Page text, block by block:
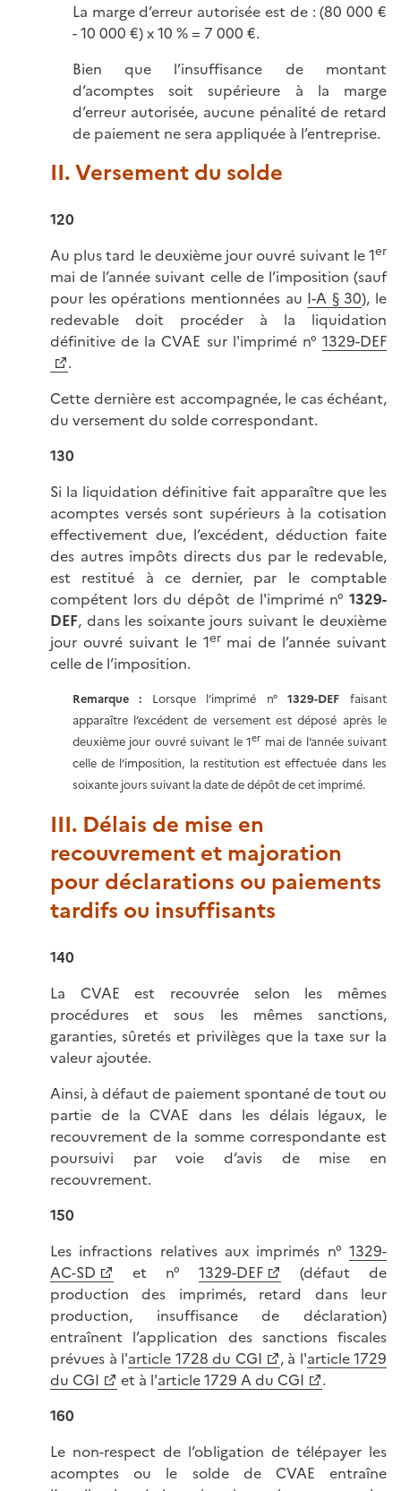
La marge d’erreur autorisée est de : (80 000 €
- 10 000 €) x 10 % = 7 000 €.
Bien que l’insuffisance de montant
d’acomptes soit supérieure à la marge
d’erreur autorisée, aucune pénalité de retard
de paiement ne sera appliquée à l’entreprise.
II. Versement du solde
120
Au plus tard le deuxième jour ouvré suivant le 1er
mai de l’année suivant celle de l’imposition (sauf
pour les opérations mentionnées au I-A § 30), le
redevable doit procéder à la liquidation
définitive de la CVAE sur l'imprimé n° 1329-DEF
.
Cette dernière est accompagnée, le cas échéant,
du versement du solde correspondant.
130
Si la liquidation définitive fait apparaître que les
acomptes versés sont supérieurs à la cotisation
effectivement due, l’excédent, déduction faite
des autres impôts directs dus par le redevable,
est restitué à ce dernier, par le comptable
compétent lors du dépôt de l'imprimé n° 1329-
DEF, dans les soixante jours suivant le deuxième
jour ouvré suivant le 1ermai de l’année suivant
celle de l’imposition.
Remarque : Lorsque l’imprimé n°1329-DEF faisant
apparaître l’excédent de versement est déposé après le
deuxième jour ouvré suivant le 1er mai de l’année suivant
celle de l’imposition, la restitution est effectuée dans les
soixante jours suivant la date de dépôt de cet imprimé.
III. Délais de mise en
recouvrement et majoration
pour déclarations ou paiements
tardifs ou insuffisants
140
La CVAE est recouvrée selon les mêmes
procédures et sous les mêmes sanctions,
garanties, sûretés et privilèges que la taxe sur la
valeur ajoutée.
Ainsi, à défaut de paiement spontané de tout ou
partie de la CVAE dans les délais légaux, le
recouvrement de la somme correspondante est
poursuivi par voie d’avis de mise en
recouvrement.
150
Les infractions relatives aux imprimés n° 1329-
AC-SD
et n° 1329-DEF
(défaut de
production des imprimés, retard dans leur
production, insuffisance de déclaration)
entraînent l’application des sanctions fiscales
prévues à l'article 1728 du CGI , à l'article 1729
du CGI
et à l'article 1729 A du CGI
.
160
Le non-respect de l’obligation de télépayer les
acomptes ou le solde de CVAE entraîne